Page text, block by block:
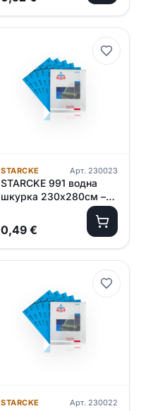
STARCKE Арт. 230023
STARCKE 991 водна
шкурка 230х280см –
0,49 €
STARCKE Арт. 230022